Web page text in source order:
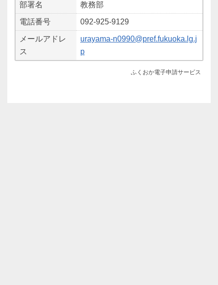
部署名
教務部
電話番号 092-925-9129
メールアドレ
ス
urayama-n0990@pref.fukuoka.lg.j
p
ふくおか電子申請サービス